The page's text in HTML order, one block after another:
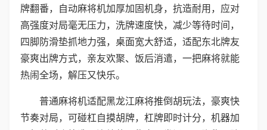
牌翻番，自动麻将机加厚加固机身，抗造耐用，应对
高强度对局毫无压力，洗牌速度快，减少等待时间，
四脚防滑垫抓地力强，桌面宽大舒适，适配东北牌友
豪爽出牌方式，亲友欢聚、饭后消遣，一把麻将就能
热闹全场，解压又快乐。
普通麻将机适配黑龙江麻将推倒胡玩法，豪爽快
节奏对局，可碰杠自摸胡牌，杠牌即时计分，机器加